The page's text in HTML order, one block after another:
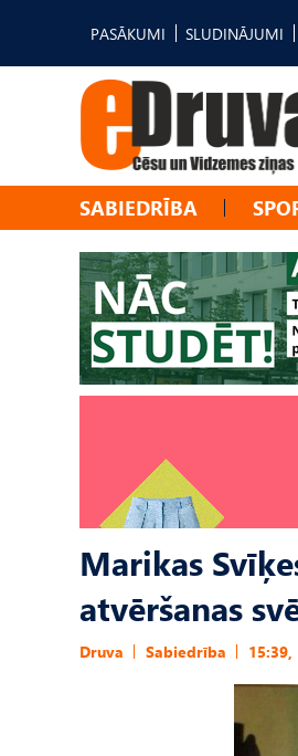
PASĀKUMI SLUDINĀJUMI
SABIEDRĪBA
Marikas
atvēršanas
Druva Sabiedrība